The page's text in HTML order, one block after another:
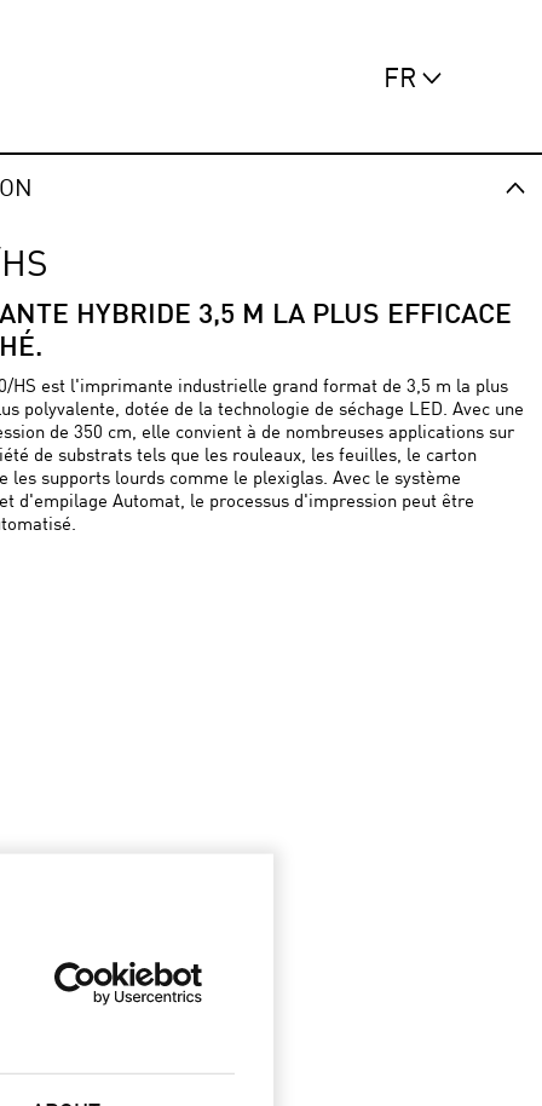
FR
HYBRIDE 3,5 M LA PLUS EFFICACE
HS est l'imprimante industrielle grand format de 3,5 m la plus
polyvalente, dotée de la technologie de séchage LED. Avec une
de 350 cm, elle convient à de nombreuses applications sur
de substrats tels que les rouleaux, les feuilles, le carton
les supports lourds comme le plexiglas. Avec le système
d'empilage Automat, le processus d'impression peut être